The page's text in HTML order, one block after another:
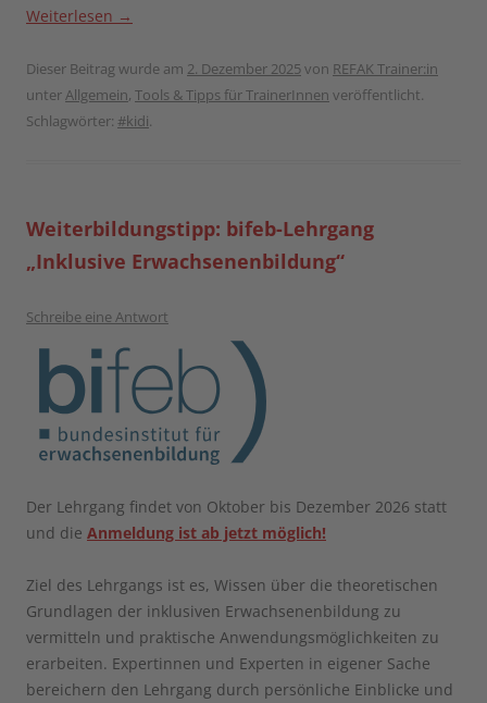
Weiterlesen →
Dieser Beitrag wurde am 2. Dezember 2025von REFAK Trainer:in
unterAllgemein, Tools & Tipps für TrainerInnen veröffentlicht.
Schlagwörter: #kidi.
Weiterbildungstipp: bifeb-Lehrgang
„Inklusive Erwachsenenbildung“
Schreibe eine Antwort
Der Lehrgang findet von Oktober bis Dezember 2026 statt
und die Anmeldung ist ab jetzt möglich!
Ziel des Lehrgangs ist es, Wissen über die theoretischen
Grundlagen der inklusiven Erwachsenenbildung zu
vermitteln und praktische Anwendungsmöglichkeiten zu
erarbeiten. Expertinnen und Experten in eigener Sache
bereichern den Lehrgang durch persönliche Einblicke und